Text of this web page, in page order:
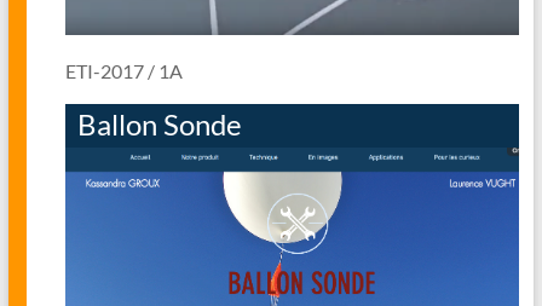
ETI-2017 / 1A
Ballon Sonde